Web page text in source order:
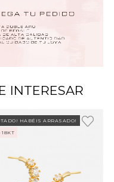
INTERESAR
HABÉIS ARRASADO!
18KT